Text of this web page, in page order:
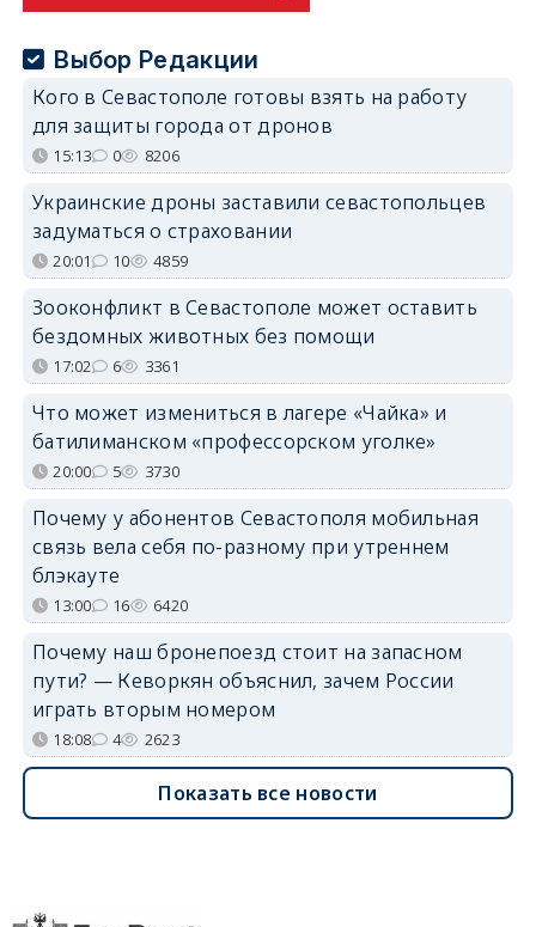
Выбор Редакции
Кого в Севастополе готовы взять на работу
для защиты города от дронов
15:13 0 8206
Украинские дроны заставили севастопольцев
задуматься о страховании
20:01 10 4859
Зооконфликт в Севастополе может оставить
бездомных животных без помощи
17:02 6 3361
Что может измениться в лагере «Чайка» и
батилиманском «профессорском уголке»
20:00 5 3730
Почему у абонентов Севастополя мобильная
связь вела себя по-разному при утреннем
блэкауте
13:00 16 6420
Почему наш бронепоезд стоит на запасном
пути? — Кеворкян объяснил, зачем России
играть вторым номером
18:08 4 2623
Показать все новости